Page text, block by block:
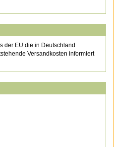
der EU die in Deutschland
Versandkosten informiert